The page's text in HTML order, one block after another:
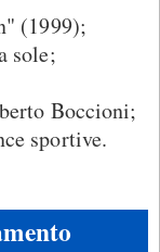
(1999);
sole;
Boccioni;
sportive.